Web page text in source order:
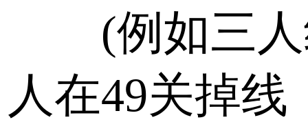
(例如三人
人在49关掉线